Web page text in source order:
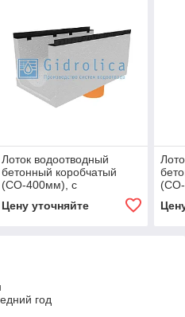
Лоток водоотводный
бетонный коробчатый
(СО-400мм), с
100.54(40).47,5(39,5) -
Цену уточняйте
год